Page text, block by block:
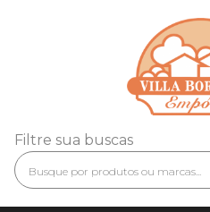
Filtre sua buscas